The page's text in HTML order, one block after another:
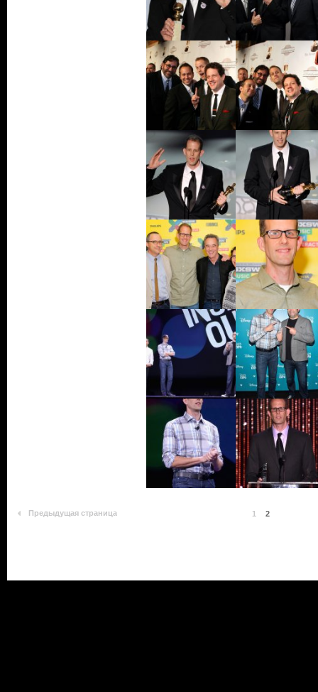
Предыдущая страница 1 2